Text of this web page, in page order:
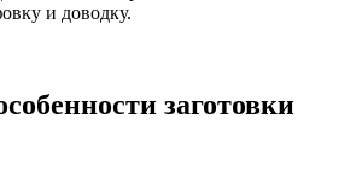
и доводку.
заготовки